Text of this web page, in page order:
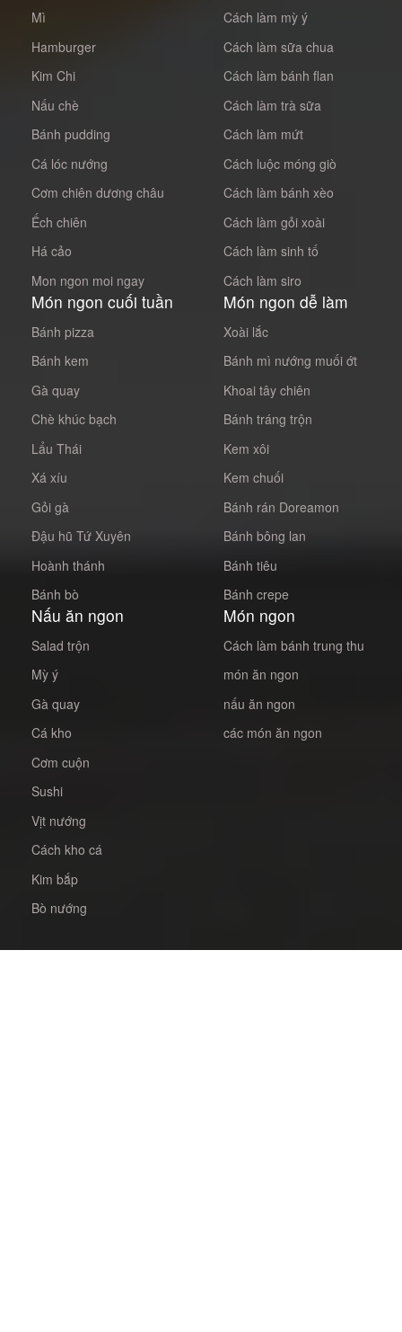
Mì
Hamburger
Kim Chi
Nấu chè
Bánh pudding
Cá lóc nướng
Cơm chiên dương châu
Ếch chiên
Há cảo
Mon ngon moi ngay
Cách làm mỳ ý
Cách làm sữa chua
Cách làm bánh flan
Cách làm trà sữa
Cách làm mứt
Cách luộc móng giò
Cách làm bánh xèo
Cách làm gỏi xoài
Cách làm sinh tố
Cách làm siro
Món ngon cuối tuần
Bánh pizza
Bánh kem
Gà quay
Chè khúc bạch
Lẩu Thái
Xá xíu
Gỏi gà
Đậu hũ Tứ Xuyên
Hoành thánh
Bánh bò
Món ngon dễ làm
Xoài lắc
Bánh mì nướng muối ớt
Khoai tây chiên
Bánh tráng trộn
Kem xôi
Kem chuối
Bánh rán Doreamon
Bánh bông lan
Bánh tiêu
Bánh crepe
Nấu ăn ngon
Salad trộn
Mỳ ý
Gà quay
Cá kho
Cơm cuộn
Sushi
Vịt nướng
Cách kho cá
Kim bắp
Bò nướng
Món ngon
Cách làm bánh trung thu
món ăn ngon
nấu ăn ngon
các món ăn ngon